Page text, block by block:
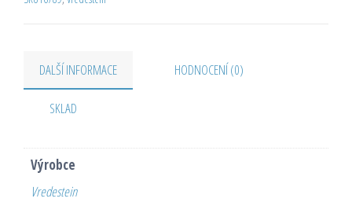
DALŠÍ INFORMACE HODNOCENÍ (0)
SKLAD
Výrobce
Vredestein